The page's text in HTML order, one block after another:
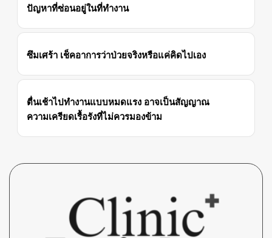
ปัญหาที่ซ่อนอยู่ในที่ทำงาน
ซึมเศร้า เช็คอาการว่าป่วยจริงหรือแค่คิดไปเอง
ตื่นเช้าไปทำงานแบบหมดแรง อาจเป็นสัญญาณ
ความเครียดเรื้อรังที่ไม่ควรมองข้าม